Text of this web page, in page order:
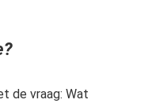
de vraag: Wat